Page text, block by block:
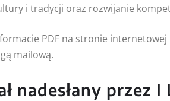
i tradycji oraz rozwijanie
PDF na stronie internetowej
mailową.
nadesłany przez I